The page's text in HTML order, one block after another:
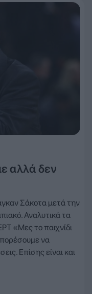
αλλά δεν
Σάκοτα μετά την
Αναλυτικά τα
«Μες το παιχνίδι
να
Επίσης είναι και